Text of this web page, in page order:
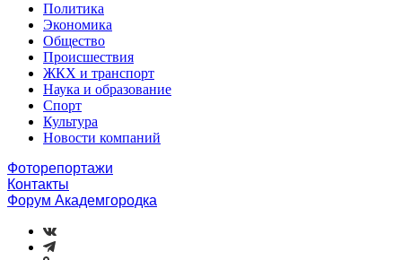
Политика
Экономика
Общество
Происшествия
ЖКХ и транспорт
Наука и образование
Спорт
Культура
Новости компаний
Фоторепортажи
Контакты
Форум Академгородка